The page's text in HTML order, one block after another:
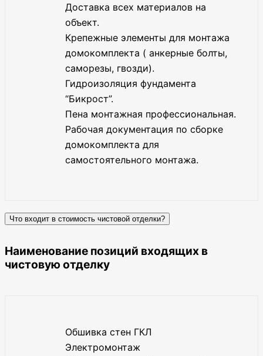
Доставка всех материалов на
объект.
Крепежные элементы для монтажа
домокомплекта ( анкерные болты,
саморезы, гвозди).
Гидроизоляция фундамента
“Бикрост”.
Пена монтажная профессиональная.
Рабочая документация по сборке
домокомплекта для
самостоятельного монтажа.
Что входит в стоимость чистовой отделки?
Наименование позиций входящих в
чистовую отделку
Обшивка стен ГКЛ
Электромонтаж